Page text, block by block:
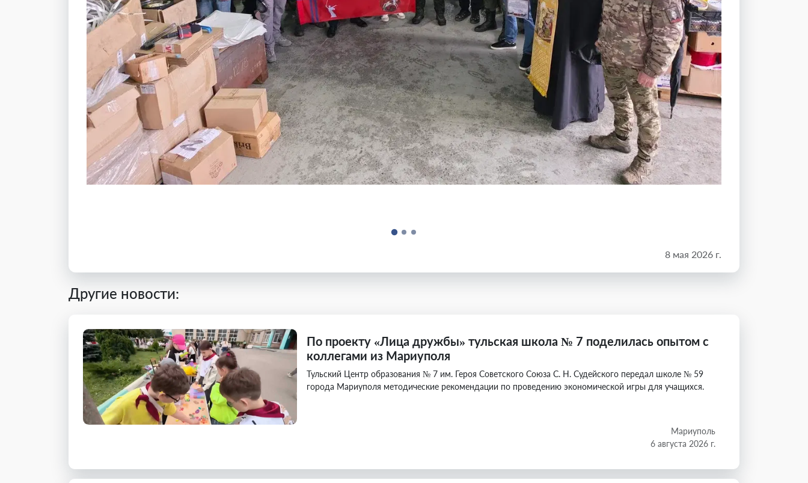
8 мая 2026 г.
Другие новости:
По проекту «Лица дружбы» тульская школа № 7 поделилась опытом с
коллегами из Мариуполя
Тульский Центр образования № 7 им. Героя Советского Союза С. Н. Судейского передал школе № 59
города Мариуполя методические рекомендации по проведению экономической игры для учащихся.
Мариуполь
6 августа 2026 г.